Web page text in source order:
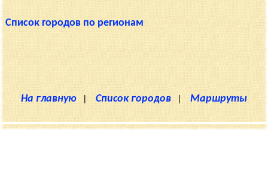
Список городов по регионам
На главную | Список городов| Маршруты